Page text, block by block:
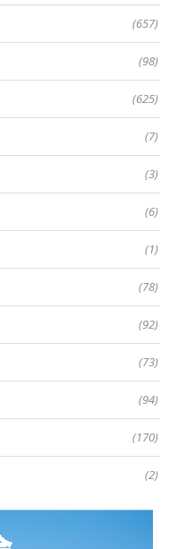
(657)
(98)
(625)
(7)
(3)
(6)
(1)
(78)
(92)
(73)
(94)
(170)
(2)